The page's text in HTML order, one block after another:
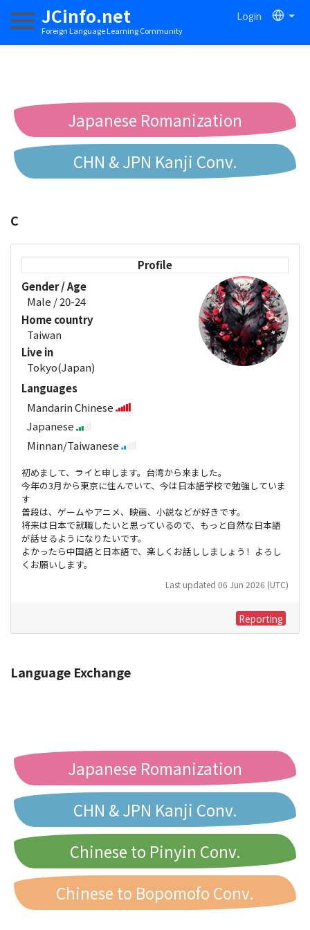
JCinfo.net
Foreign Language Learning Community
Login
Toggle navigation
Japanese Romanization
CHN & JPN Kanji Conv.
Chinese to Bopomofo Conv.
C
Profile
Gender / Age
Male / 20-24
Home country
Taiwan
Live in
Tokyo(Japan)
Languages
Mandarin Chinese
Japanese
Minnan/Taiwanese
初めまして、ライと申します。台湾から来ました。
今年の3月から東京に住んでいて、今は日本語学校で勉強していま
す
普段は、ゲームやアニメ、映画、小説などが好きです。
将来は日本で就職したいと思っているので、もっと自然な日本語
が話せるようになりたいです。
よかったら中国語と日本語で、楽しくお話ししましょう！よろし
くお願いします。
Last updated 06 Jun 2026 (UTC)
Reporting
Language Exchange
Japanese Romanization
CHN & JPN Kanji Conv.
Chinese to Pinyin Conv.
Chinese to Bopomofo Conv.